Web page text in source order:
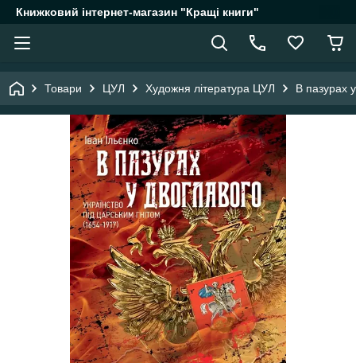
Книжковий інтернет-магазин "Кращі книги"
Товари ЦУЛ Художня література ЦУЛ В пазурах